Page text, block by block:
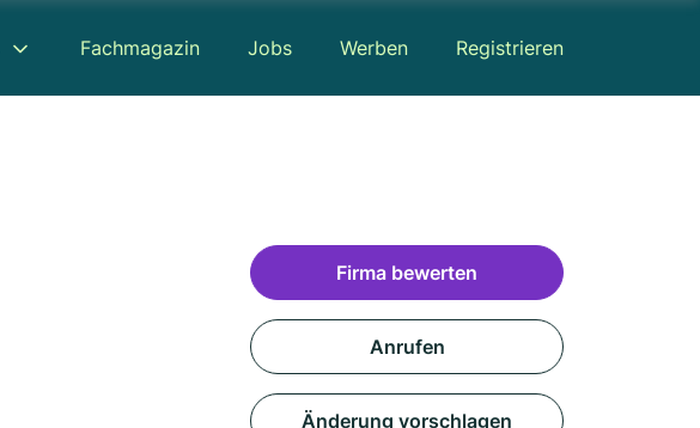
Fachmagazin Jobs Werben Registrieren
Firma bewerten
Anrufen
Änderung vorschlagen